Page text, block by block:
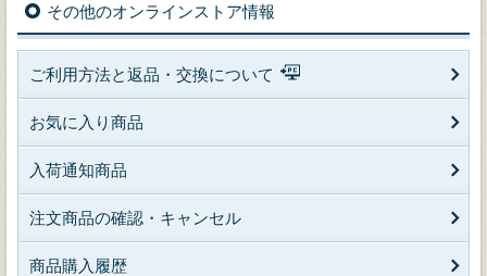
その他のオンラインストア情報
ご利用方法と返品・交換について
お気に入り商品
入荷通知商品
注文商品の確認・キャンセル
商品購入履歴